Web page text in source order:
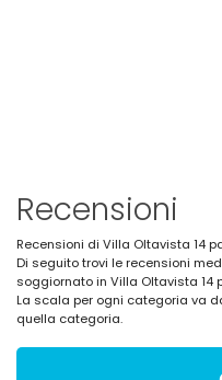
Recensioni
Recensioni di Villa Oltavista 14
Di seguito trovi le recensioni
soggiornato in Villa Oltavista 14
La scala per ogni categoria va
quella categoria.